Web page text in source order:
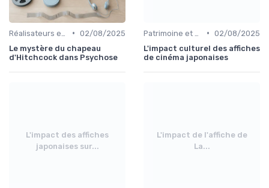
• 02/08/2025
Le mystère du chapeau
d'Hitchcock dans Psychose
• 02/08/2025
L'impact culturel des affiches
de cinéma japonaises
L'impact des affiches
japonaises sur...
L'impact de l'affiche de
La...